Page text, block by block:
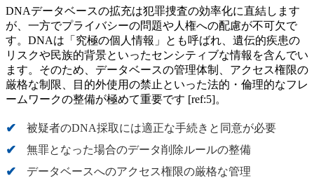
DNAデータベースの拡充は犯罪捜査の効率化に直結します
が、一方でプライバシーの問題や人権への配慮が不可欠で
す。DNAは「究極の個人情報」とも呼ばれ、遺伝的疾患の
リスクや民族的背景といったセンシティブな情報を含んでい
ます。そのため、データベースの管理体制、アクセス権限の
厳格な制限、目的外使用の禁止といった法的・倫理的なフレ
ームワークの整備が極めて重要です [ref:5]。
被疑者のDNA採取には適正な手続きと同意が必要
無罪となった場合のデータ削除ルールの整備
データベースへのアクセス権限の厳格な管理